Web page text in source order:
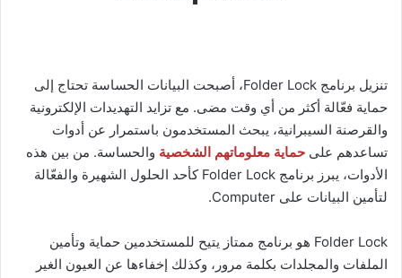
تنزيل برنامج Folder Lock، أصبحت البيانات الحساسة تحتاج إلى
حماية فعّالة أكثر من أي وقت مضى. مع تزايد التهديدات الإلكترونية
والقرصنة السيبرانية، يبحث المستخدمون باستمرار عن أدوات
تساعدهم على حماية معلوماتهم الشخصية والحساسة. من بين هذه
الأدوات، يبرز برنامج Folder Lock كأحد الحلول الشهيرة والفعّالة
لتأمين البيانات على Computer.
Folder Lock هو برنامج ممتاز يتيح للمستخدمين حماية وتأمين
الملفات والمجلدات بكلمة مرور، وكذلك إخفاءها عن العيون الغير